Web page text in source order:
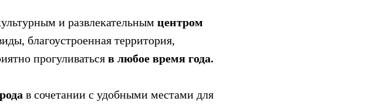
и развлекательным центром
благоустроенная территория,
прогуливаться в любое время года.
в сочетании с удобными местами для